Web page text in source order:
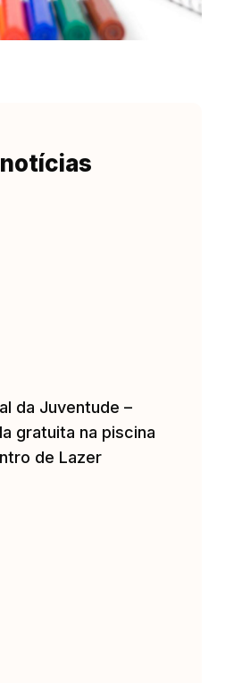
da Juventude –
gratuita na piscina
de Lazer